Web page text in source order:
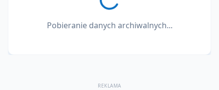
Pobieranie danych archiwalnych...
REKLAMA